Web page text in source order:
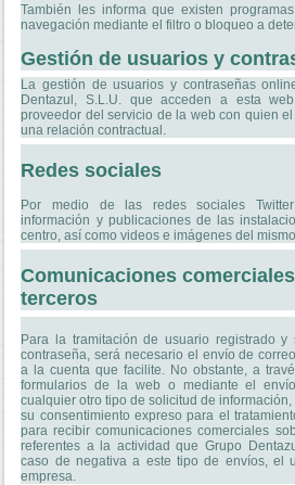
También les informa que existen
navegación mediante el filtro o bloqueo a
Gestión de usuarios y
La gestión de usuarios y contraseñas
Dentazul, S.L.U. que acceden a esta
proveedor del servicio de la web con quien
una relación contractual.
Redes sociales
Por medio de las redes sociales
información y publicaciones de las
centro, así como videos e imágenes del
Comunicaciones
terceros
Para la tramitación de usuario registrado
contraseña, será necesario el envío de
a la cuenta que facilite. No obstante, a
formularios de la web o mediante el
cualquier otro tipo de solicitud de
su consentimiento expreso para el
para recibir comunicaciones comerciales
referentes a la actividad que Grupo
caso de negativa a este tipo de envíos, el
empresa.